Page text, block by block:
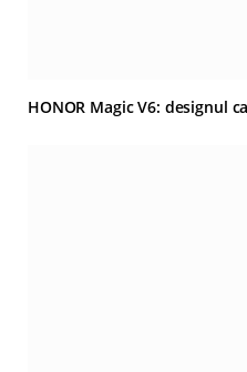
HONOR Magic V6: designul